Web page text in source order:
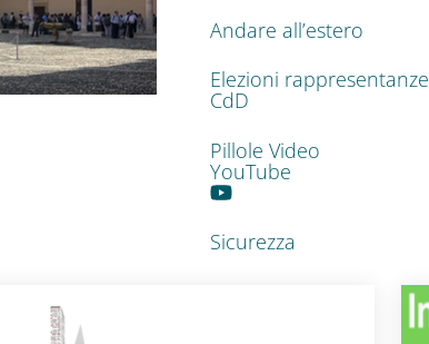
Andare all’estero
Elezioni rappresentanze
CdD
Pillole Video
YouTube
Sicurezza